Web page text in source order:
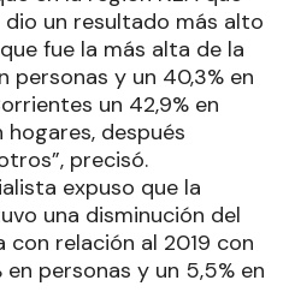
un resultado más alto
fue la más alta de la
personas y un 40,3% en
un 42,9% en
hogares, después
precisó.
expuso que la
una disminución del
relación al 2019 con
personas y un 5,5% en